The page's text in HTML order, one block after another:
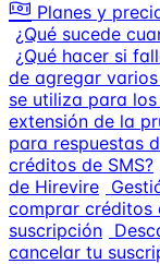
Planes y
¿Qué sucede
¿Qué hacer si
de agregar
se utiliza para
extensión de la
para respuestas
créditos de SMS?
de Hirevire
comprar créditos
suscripción
cancelar tu